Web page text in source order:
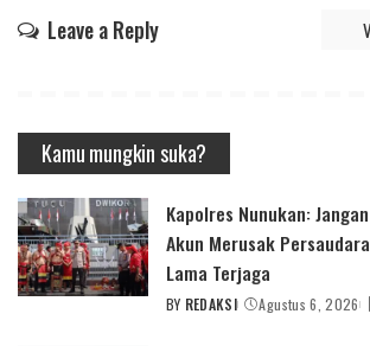
Leave a Reply
Kamu mungkin suka?
Kapolres Nunukan:
Akun Merusak
Lama Terjaga
POSTED
BY REDAKSI Agustus 6, 2026